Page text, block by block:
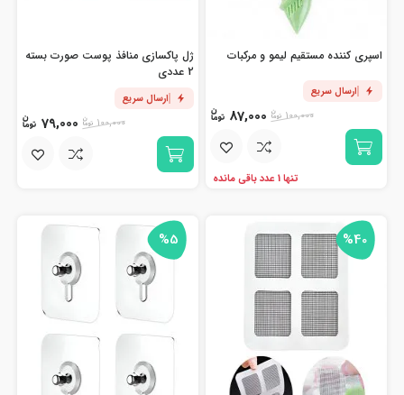
اسپری کننده مستقیم لیمو و مرکبات
ارسال سریع
100,000
87,000
تنها 1 عدد باقی مانده
ژل پاکسازی منافذ پوست صورت بسته
2 عددی
ارسال سریع
100,000
79,000
%40
%5